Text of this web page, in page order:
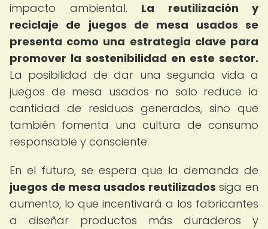
impacto ambiental. La reutilización y
reciclaje de juegos de mesa usados se
presenta como una estrategia clave para
promover la sostenibilidad en este sector.
La posibilidad de dar una segunda vida a
juegos de mesa usados no solo reduce la
cantidad de residuos generados, sino que
también fomenta una cultura de consumo
responsable y consciente.
En el futuro, se espera que la demanda de
juegos de mesa usados reutilizados siga en
aumento, lo que incentivará a los fabricantes
a diseñar productos más duraderos y